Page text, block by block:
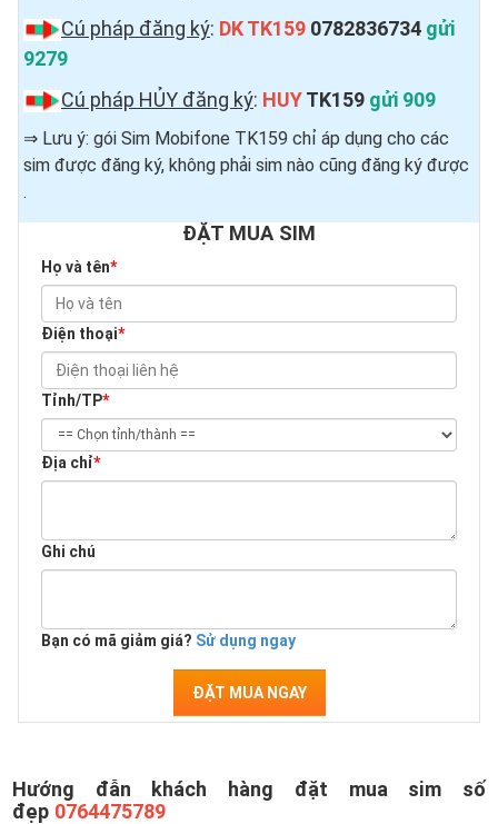
Cú pháp đăng ký: DK TK159 0782836734 gửi
9279
Cú pháp HỦY đăng ký: HUYTK159 gửi 909
⇒ Lưu ý: gói Sim Mobifone TK159 chỉ áp dụng cho các
sim được đăng ký, không phải sim nào cũng đăng ký được ​
.
ĐẶT MUA SIM
Họ và tên*
Điện thoại*
Tỉnh/TP*
Địa chỉ*
Ghi chú
Bạn có mã giảm giá? Sử dụng ngay
ĐẶT MUA NGAY
Hướng đẫn khách hàng đặt mua sim số
đẹp 0764475789